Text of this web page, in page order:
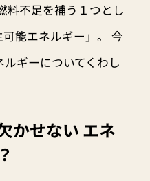
料不足を補う１つとし
能エネルギー」。 今
ギーについてくわし
かせない エネ